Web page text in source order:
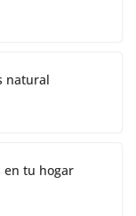
natural
en tu hogar